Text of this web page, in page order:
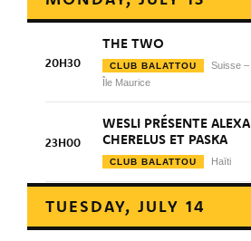
20H30
THE TWO
CLUB BALATTOU
Suisse –
Île Maurice
23H00
WESLI PRÉSENTE ALEXA
CHERELUS ET PASKA
CLUB BALATTOU Haïti
TUESDAY, JULY 14